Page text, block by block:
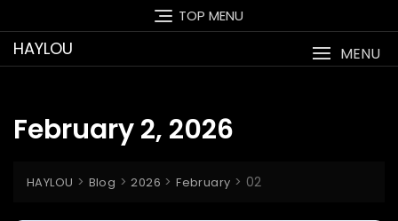
to
content
TOP MENU
HAYLOU MENU
February 2, 2026
HAYLOU > Blog >2026 >February > 02